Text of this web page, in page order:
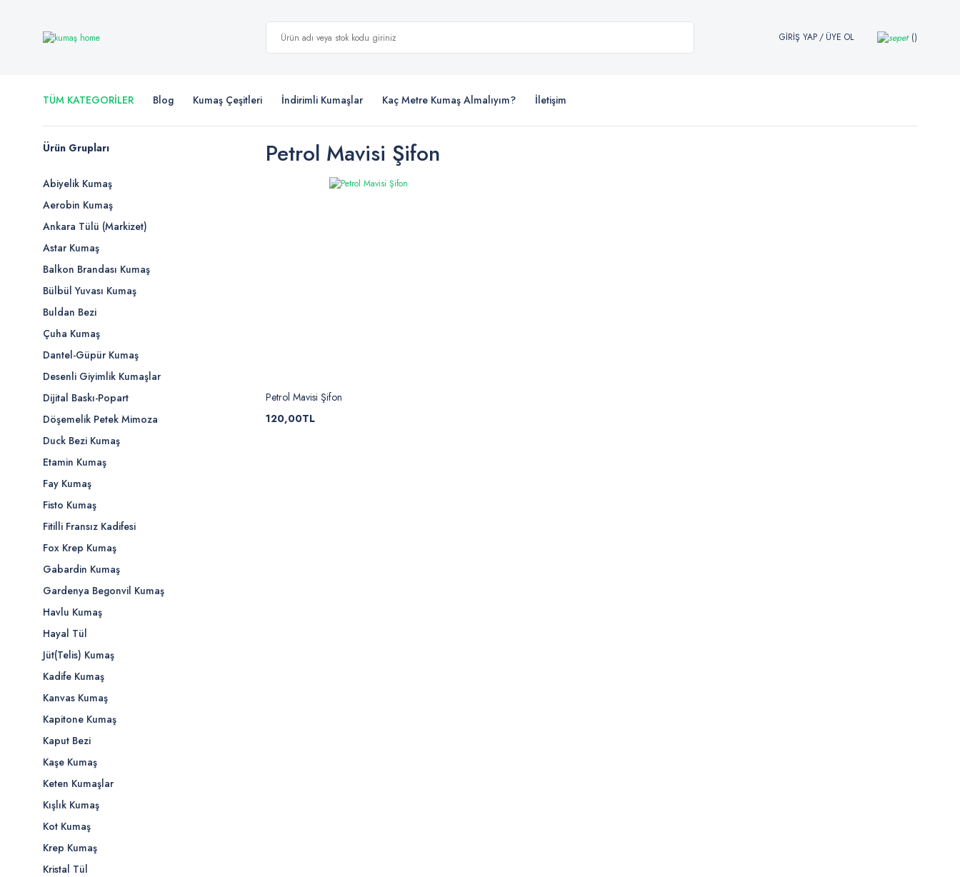
GİRİŞ YAP/ ÜYE OL
TÜM KATEGORİLER Blog Kumaş Çeşitleri İndirimli Kumaşlar Kaç Metre Kumaş Almalıyım? İletişim
Ürün Grupları
Abiyelik Kumaş
Aerobin Kumaş
Ankara Tülü (Markizet)
Astar Kumaş
Balkon Brandası Kumaş
Bülbül Yuvası Kumaş
Buldan Bezi
Çuha Kumaş
Dantel-Güpür Kumaş
Desenli Giyimlik Kumaşlar
Dijital Baskı-Popart
Döşemelik Petek Mimoza
Duck Bezi Kumaş
Etamin Kumaş
Fay Kumaş
Fisto Kumaş
Fitilli Fransız Kadifesi
Fox Krep Kumaş
Gabardin Kumaş
Gardenya Begonvil Kumaş
Havlu Kumaş
Hayal Tül
Jüt(Telis) Kumaş
Kadife Kumaş
Kanvas Kumaş
Kapitone Kumaş
Kaput Bezi
Kaşe Kumaş
Keten Kumaşlar
Kışlık Kumaş
Kot Kumaş
Krep Kumaş
Kristal Tül
Petrol Mavisi Şifon
Petrol Mavisi Şifon
120,00TL